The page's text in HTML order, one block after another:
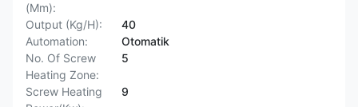
(Mm):
Output (Kg/H):
40
Automation:
Otomatik
No. Of Screw
Heating Zone:
5
Screw Heating
9